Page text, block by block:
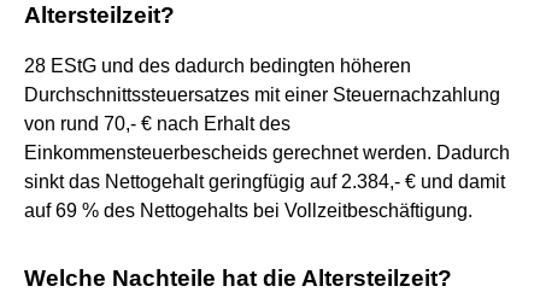
Altersteilzeit?
28 EStG und des dadurch bedingten höheren
Durchschnittssteuersatzes mit einer Steuernachzahlung
von rund 70,- € nach Erhalt des
Einkommensteuerbescheids gerechnet werden. Dadurch
sinkt das Nettogehalt geringfügig auf 2.384,- € und damit
auf 69 % des Nettogehalts bei Vollzeitbeschäftigung.
Welche Nachteile hat die Altersteilzeit?